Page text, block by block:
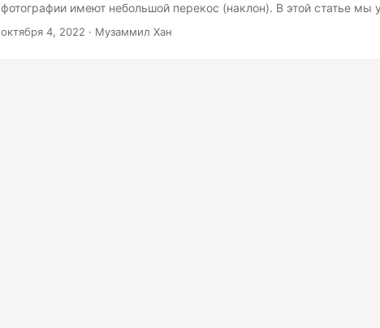
фотографии имеют небольшой перекос (наклон). В этой статье мы
коррекцию перекоса при обработке изображений с помощью C#.
октября 4, 2022 · Музаммил Хан